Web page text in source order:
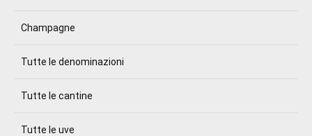
Champagne
Tutte le denominazioni
Tutte le cantine
Tutte le uve